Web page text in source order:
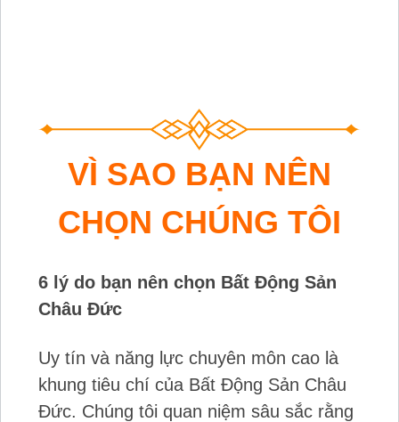
VÌ SAO BẠN NÊN
CHỌN CHÚNG TÔI
6 lý do bạn nên chọn Bất Động Sản
Châu Đức
Uy tín và năng lực chuyên môn cao là
khung tiêu chí của Bất Động Sản Châu
Đức. Chúng tôi quan niệm sâu sắc rằng